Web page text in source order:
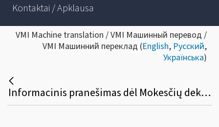
Kontaktai / Apklausa
VMI Machine translation / VMI Машинный перевод /
VMI Машинний переклад (English, Русский,
Українська)
Informacinis pranešimas dėl Mokesčių deklaracijų pateikimo, jų pateikimo termino pratęsimo ir mokesčių mokėtojų laikino atleidimo nuo mokesčių deklaracijų ir (arba) kitų teisės aktuose nurodytų dokumentų pateikimo taisyklių pakeitimo